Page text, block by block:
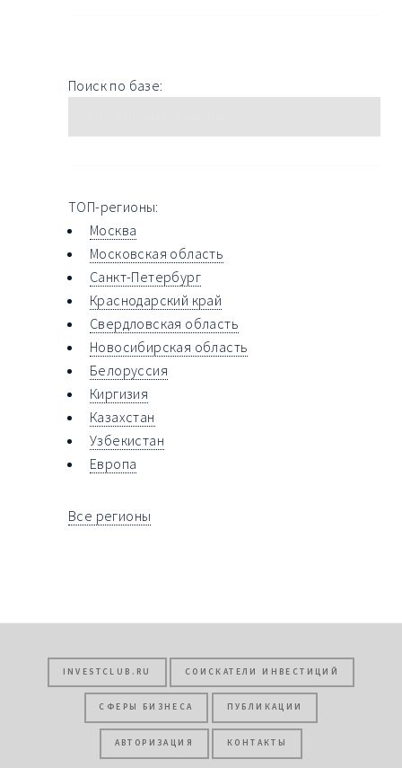
Поиск по базе:
ТОП-регионы:
Москва
Московская область
Санкт-Петербург
Краснодарский край
Свердловская область
Новосибирская область
Белоруссия
Киргизия
Казахстан
Узбекистан
Европа
Все регионы
INVESTCLUB.RU СОИСКАТЕЛИ ИНВЕСТИЦИЙ
СФЕРЫ БИЗНЕСА ПУБЛИКАЦИИ
АВТОРИЗАЦИЯ КОНТАКТЫ